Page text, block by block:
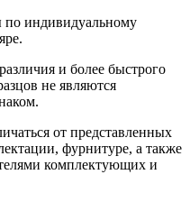
по индивидуальному
и более быстрого
не являются
от представленных
фурнитуре, а также
комплектующих и